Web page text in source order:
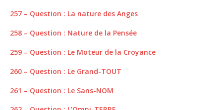
257 – Question : La nature des Anges
258 – Question : Nature de la Pensée
259 – Question : Le Moteur de la Croyance
260 – Question : Le Grand-TOUT
261 – Question : Le Sans-NOM